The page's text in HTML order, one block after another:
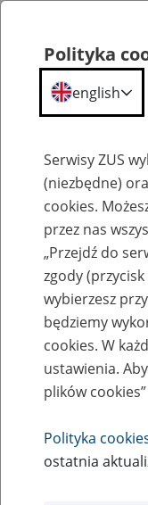
Szkolenia
Zaproś ZUS
eZUS w
Rodzaj wydarzenia
Szkolenia
Polityka
english
Serwisy ZUS
(niezbędne)
cookies.
przez nas
„Przejdź do
zgody (przycisk
wybierzesz
będziemy
cookies. W
ustawienia.
plików
Polityka
ostatnia